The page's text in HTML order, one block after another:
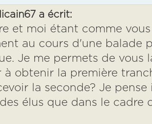
a écrit:
et moi étant comme
au cours d'une balade
Je me permets de vous
à obtenir la première
la seconde? Je
élus que dans le cadre